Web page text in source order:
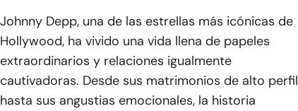
Johnny Depp, una de las estrellas más icónicas de
Hollywood, ha vivido una vida llena de papeles
extraordinarios y relaciones igualmente
cautivadoras. Desde sus matrimonios de alto perfil
hasta sus angustias emocionales, la historia